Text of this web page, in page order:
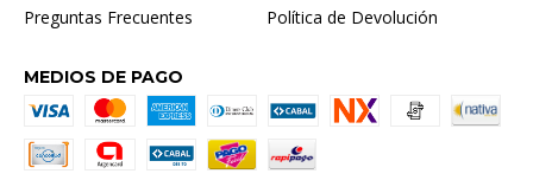
Preguntas Frecuentes Política de Devolución
MEDIOS DE PAGO